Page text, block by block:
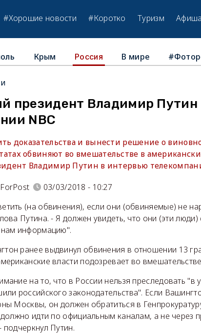
#Хорошие новости #Коротко Туризм Афиша
Крым Россия В мире
президент Владимир Путин
NBC
доказательства и вынести решение о
обвиняют во вмешательстве в
Владимир Путин в интервью
03/03/2018 - 10:27
(на обвинения), если они (обвиняемые) не
Путина. - Я должен увидеть, что они (эти
информацию".
ранее выдвинул обвинения в отношении 13
власти подозревает во
на то, что в России нельзя преследовать "в
российского законодательства". Если
Москвы, он должен обратиться в
должно идти по официальным каналам, а не через
Путин.